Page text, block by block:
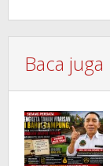
Baca juga